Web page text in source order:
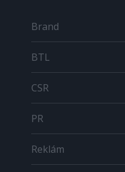
Brand
BTL
CSR
PR
Reklám